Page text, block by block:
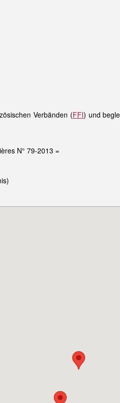
Verbänden (FFI) und
N° 79-2013 =